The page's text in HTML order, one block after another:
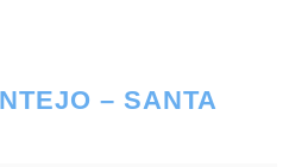
– SANTA